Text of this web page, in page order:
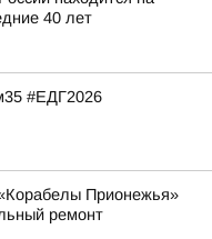
40 лет
#ЕДГ2026
Прионежья»
ремонт